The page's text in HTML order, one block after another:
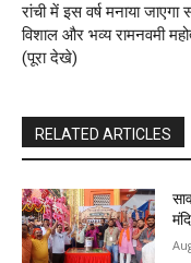
रांची में इस वर्ष मनाया जाएगा
विशाल और भव्य रामनवमी
(पूरा देखे)
RELATED ARTICLES